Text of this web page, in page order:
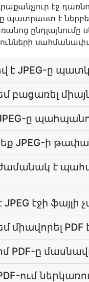
էջ
պատրաստ է
ընդլայնումը
է JPEG-ը
բացառել
ը
JPEG-ի
է
էջի ֆայլի
միավորել
իմ PDF-ը
ում